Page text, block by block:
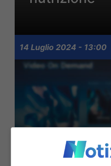
14 Luglio 2024 - 13:00